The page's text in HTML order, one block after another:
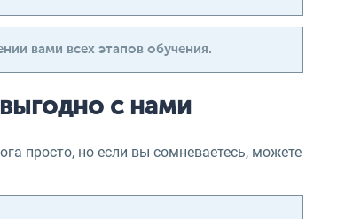
вами всех этапов обучения.
с нами
просто, но если вы сомневаетесь, можете